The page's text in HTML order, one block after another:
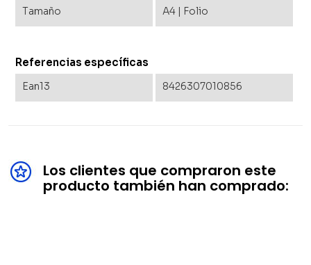
Tamaño A4 | Folio
Referencias específicas
Ean13 8426307010856
Los clientes que compraron este
producto también han comprado: